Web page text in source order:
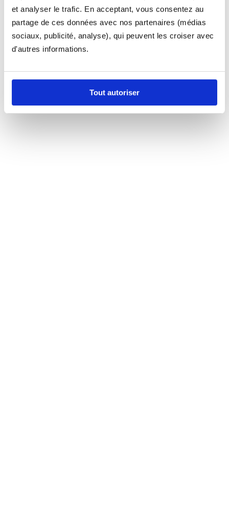
et analyser le trafic. En acceptant, vous consentez au
partage de ces données avec nos partenaires (médias
sociaux, publicité, analyse), qui peuvent les croiser avec
d'autres informations.
Tout autoriser